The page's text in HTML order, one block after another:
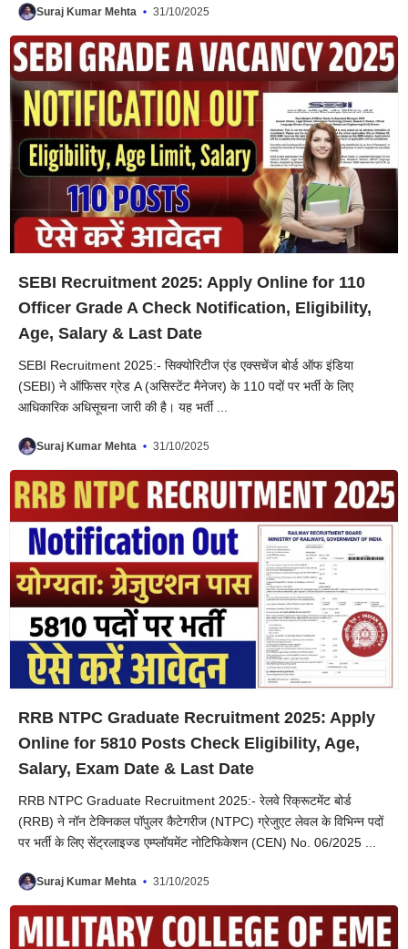
Suraj Kumar Mehta 31/10/2025
SEBI Recruitment 2025: Apply Online for 110
Officer Grade A Check Notification, Eligibility,
Age, Salary & Last Date
SEBI Recruitment 2025:- सिक्योरिटीज एंड एक्सचेंज बोर्ड ऑफ इंडिया
(SEBI) ने ऑफिसर ग्रेड A (असिस्टेंट मैनेजर) के 110 पदों पर भर्ती के लिए
आधिकारिक अधिसूचना जारी की है। यह भर्ती ...
Suraj Kumar Mehta 31/10/2025
RRB NTPC Graduate Recruitment 2025: Apply
Online for 5810 Posts Check Eligibility, Age,
Salary, Exam Date & Last Date
RRB NTPC Graduate Recruitment 2025:- रेलवे रिक्रूटमेंट बोर्ड
(RRB) ने नॉन टेक्निकल पॉपुलर कैटेगरीज (NTPC) ग्रेजुएट लेवल के विभिन्न पदों
पर भर्ती के लिए सेंट्रलाइज्ड एम्प्लॉयमेंट नोटिफिकेशन (CEN) No. 06/2025 ...
Suraj Kumar Mehta 31/10/2025